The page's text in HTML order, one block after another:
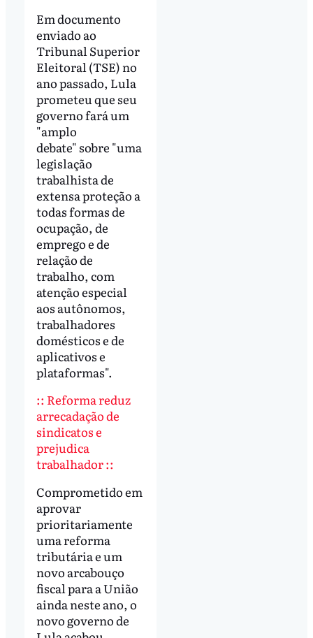
Em documento
enviado ao
Tribunal Superior
Eleitoral (TSE) no
ano passado, Lula
prometeu que seu
governo fará um
"amplo
debate" sobre "uma
legislação
trabalhista de
extensa proteção a
todas formas de
ocupação, de
emprego e de
relação de
trabalho, com
atenção especial
aos autônomos,
trabalhadores
domésticos e de
aplicativos e
plataformas".
:: Reforma reduz
arrecadação de
sindicatos e
prejudica
trabalhador ::
Comprometido em
aprovar
prioritariamente
uma reforma
tributária e um
novo arcabouço
fiscal para a União
ainda neste ano, o
novo governo de